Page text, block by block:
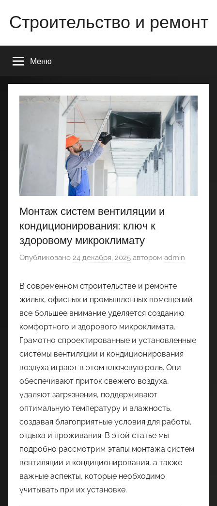
содержимому
Строительство и ремонт
строительстве
ремонте
Вашего
Меню
Монтаж систем вентиляции и
кондиционирования: ключ к
здоровому микроклимату
Опубликовано 24 декабря, 2025 автором admin
В современном строительстве и ремонте
жилых, офисных и промышленных помещений
все большее внимание уделяется созданию
комфортного и здорового микроклимата.
Грамотно спроектированные и установленные
системы вентиляции и кондиционирования
воздуха играют в этом ключевую роль. Они
обеспечивают приток свежего воздуха,
удаляют загрязнения, поддерживают
оптимальную температуру и влажность,
создавая благоприятные условия для работы,
отдыха и проживания. В этой статье мы
подробно рассмотрим этапы монтажа систем
вентиляции и кондиционирования, а также
важные аспекты, которые необходимо
учитывать при их установке.